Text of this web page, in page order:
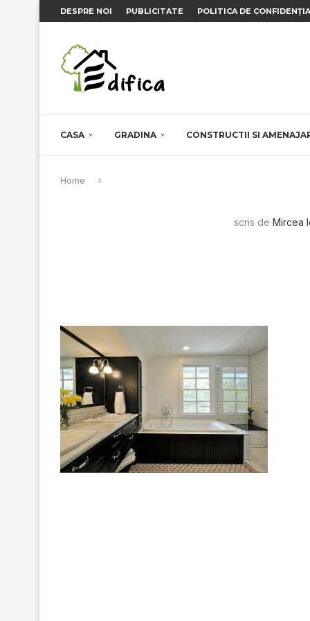
DESPRE NOI PUBLICITATE POLITICA DE
CASA GRADINA CONSTRUCTII SI
Home
scris deMircea